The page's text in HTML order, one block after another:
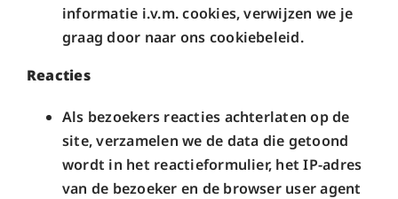
informatie i.v.m. cookies, verwijzen we je
graag door naar ons cookiebeleid.
Reacties
Als bezoekers reacties achterlaten op de
site, verzamelen we de data die getoond
wordt in het reactieformulier, het IP-adres
van de bezoeker en de browser user agent